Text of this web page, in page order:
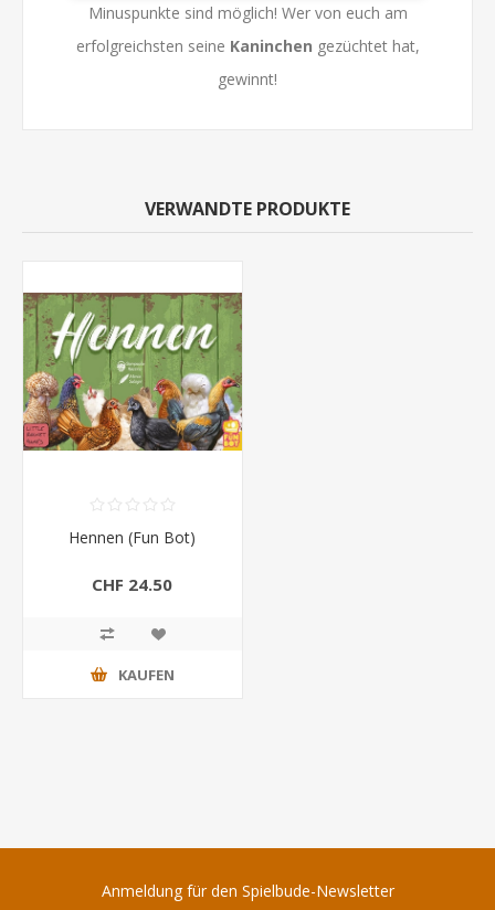
Minuspunkte sind möglich! Wer von euch am
erfolgreichsten seine Kaninchen gezüchtet hat,
gewinnt!
VERWANDTE PRODUKTE
Hennen (Fun Bot)
CHF 24.50
KAUFEN
Anmeldung für den Spielbude-Newsletter